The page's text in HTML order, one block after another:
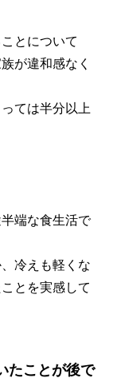
とについて
が違和感なく
ては半分以上
端な食生活で
冷えも軽くな
とを実感して
たことが後で